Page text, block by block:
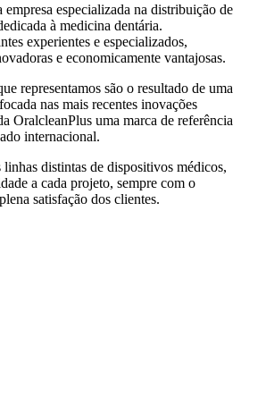
especializada na distribuição de
à medicina dentária.
experientes e especializados,
e economicamente vantajosas.
representamos são o resultado de uma
nas mais recentes inovações
OralcleanPlus uma marca de referência
internacional.
distintas de dispositivos médicos,
a cada projeto, sempre com o
satisfação dos clientes.